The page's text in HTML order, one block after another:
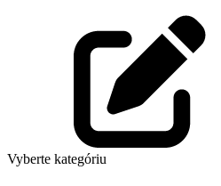
Vyberte kategóriu